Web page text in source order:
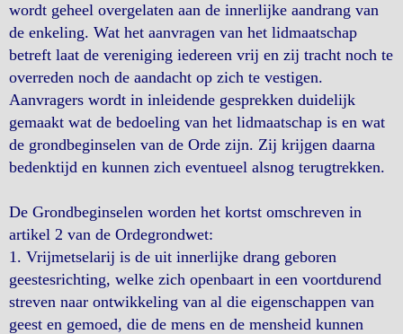
wordt geheel overgelaten aan de innerlijke aandrang van
de enkeling. Wat het aanvragen van het lidmaatschap
betreft laat de vereniging iedereen vrij en zij tracht noch te
overreden noch de aandacht op zich te vestigen.
Aanvragers wordt in inleidende gesprekken duidelijk
gemaakt wat de bedoeling van het lidmaatschap is en wat
de grondbeginselen van de Orde zijn. Zij krijgen daarna
bedenktijd en kunnen zich eventueel alsnog terugtrekken.
De Grondbeginselen worden het kortst omschreven in
artikel 2 van de Ordegrondwet:
1. Vrijmetselarij is de uit innerlijke drang geboren
geestesrichting, welke zich openbaart in een voortdurend
streven naar ontwikkeling van al die eigenschappen van
geest en gemoed, die de mens en de mensheid kunnen